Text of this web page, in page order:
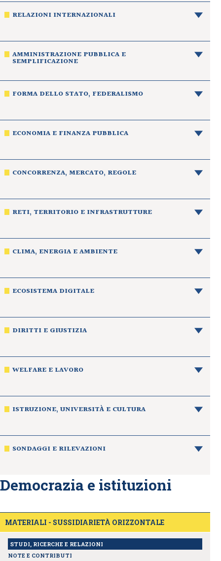
RELAZIONI INTERNAZIONALI
AMMINISTRAZIONE PUBBLICA E
SEMPLIFICAZIONE
FORMA DELLO STATO, FEDERALISMO
ECONOMIA E FINANZA PUBBLICA
CONCORRENZA, MERCATO, REGOLE
RETI, TERRITORIO E INFRASTRUTTURE
CLIMA, ENERGIA E AMBIENTE
ECOSISTEMA DIGITALE
DIRITTI E GIUSTIZIA
WELFARE E LAVORO
ISTRUZIONE, UNIVERSITÀ E CULTURA
SONDAGGI E RILEVAZIONI
Democrazia e istituzioni
MATERIALI - SUSSIDIARIETÀ ORIZZONTALE
STUDI, RICERCHE E RELAZIONI
NOTE E CONTRIBUTI